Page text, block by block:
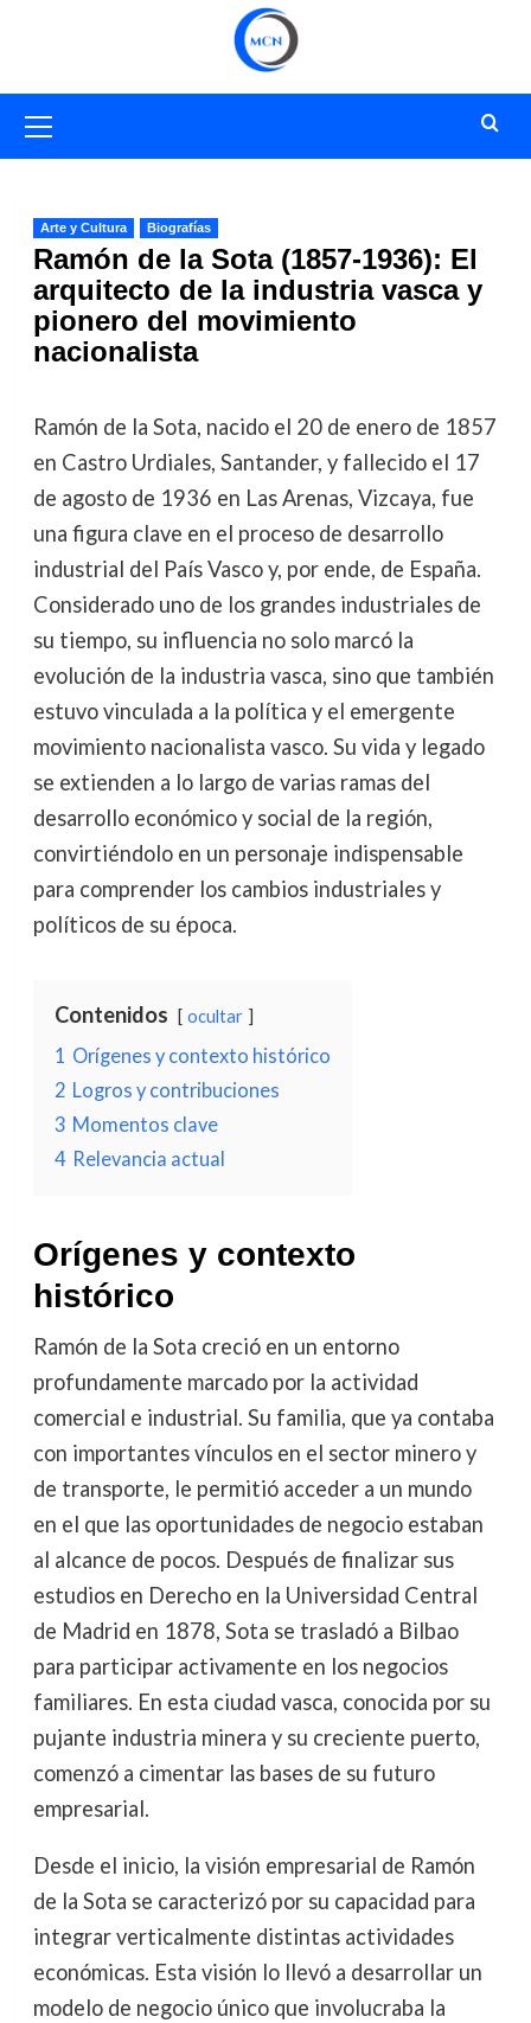
primario
Arte y Cultura Biografías
Ramón de la Sota (1857-1936): El
arquitecto de la industria vasca y
pionero del movimiento
nacionalista
Ramón de la Sota, nacido el 20 de enero de 1857
en Castro Urdiales, Santander, y fallecido el 17
de agosto de 1936 en Las Arenas, Vizcaya, fue
una figura clave en el proceso de desarrollo
industrial del País Vasco y, por ende, de España.
Considerado uno de los grandes industriales de
su tiempo, su influencia no solo marcó la
evolución de la industria vasca, sino que también
estuvo vinculada a la política y el emergente
movimiento nacionalista vasco. Su vida y legado
se extienden a lo largo de varias ramas del
desarrollo económico y social de la región,
convirtiéndolo en un personaje indispensable
para comprender los cambios industriales y
políticos de su época.
Contenidos ocultar
1 Orígenes y contexto histórico
2 Logros y contribuciones
3 Momentos clave
4 Relevancia actual
Orígenes y contexto
histórico
Ramón de la Sota creció en un entorno
profundamente marcado por la actividad
comercial e industrial. Su familia, que ya contaba
con importantes vínculos en el sector minero y
de transporte, le permitió acceder a un mundo
en el que las oportunidades de negocio estaban
al alcance de pocos. Después de finalizar sus
estudios en Derecho en la Universidad Central
de Madrid en 1878, Sota se trasladó a Bilbao
para participar activamente en los negocios
familiares. En esta ciudad vasca, conocida por su
pujante industria minera y su creciente puerto,
comenzó a cimentar las bases de su futuro
empresarial.
Desde el inicio, la visión empresarial de Ramón
de la Sota se caracterizó por su capacidad para
integrar verticalmente distintas actividades
económicas. Esta visión lo llevó a desarrollar un
modelo de negocio único que involucraba la